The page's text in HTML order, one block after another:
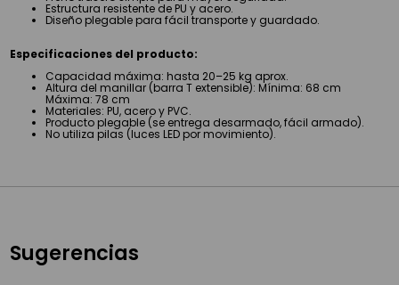
Estructura resistente de PU y acero.
Diseño plegable para fácil transporte y guardado.
Especificaciones del producto:
Capacidad máxima: hasta 20–25 kg aprox.
Altura del manillar (barra T extensible): Mínima: 68 cm
Máxima: 78 cm
Materiales: PU, acero y PVC.
Producto plegable (se entrega desarmado, fácil armado).
No utiliza pilas (luces LED por movimiento).
Sugerencias